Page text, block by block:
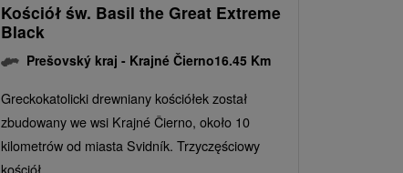
Kościół św. Basil the Great Extreme
Black
Prešovský kraj - Krajné Čierno16.45 Km
Greckokatolicki drewniany kościółek został
zbudowany we wsi Krajné Čierno, około 10
kilometrów od miasta Svidník. Trzyczęściowy
kościół...